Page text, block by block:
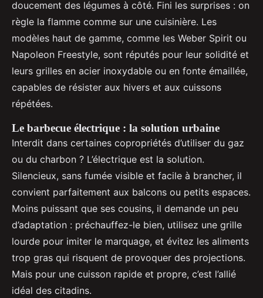
doucement des légumes à côté. Fini les surprises : on
règle la flamme comme sur une cuisinière. Les
modèles haut de gamme, comme les Weber Spirit ou
Napoleon Freestyle, sont réputés pour leur solidité et
leurs grilles en acier inoxydable ou en fonte émaillée,
capables de résister aux hivers et aux cuissons
répétées.
Le barbecue électrique : la solution urbaine
Interdit dans certaines copropriétés d’utiliser du gaz
ou du charbon ? L’électrique est la solution.
Silencieux, sans fumée visible et facile à brancher, il
convient parfaitement aux balcons ou petits espaces.
Moins puissant que ses cousins, il demande un peu
d’adaptation : préchauffez-le bien, utilisez une grille
lourde pour imiter le marquage, et évitez les aliments
trop gras qui risquent de provoquer des projections.
Mais pour une cuisson rapide et propre, c’est l’allié
idéal des citadins.